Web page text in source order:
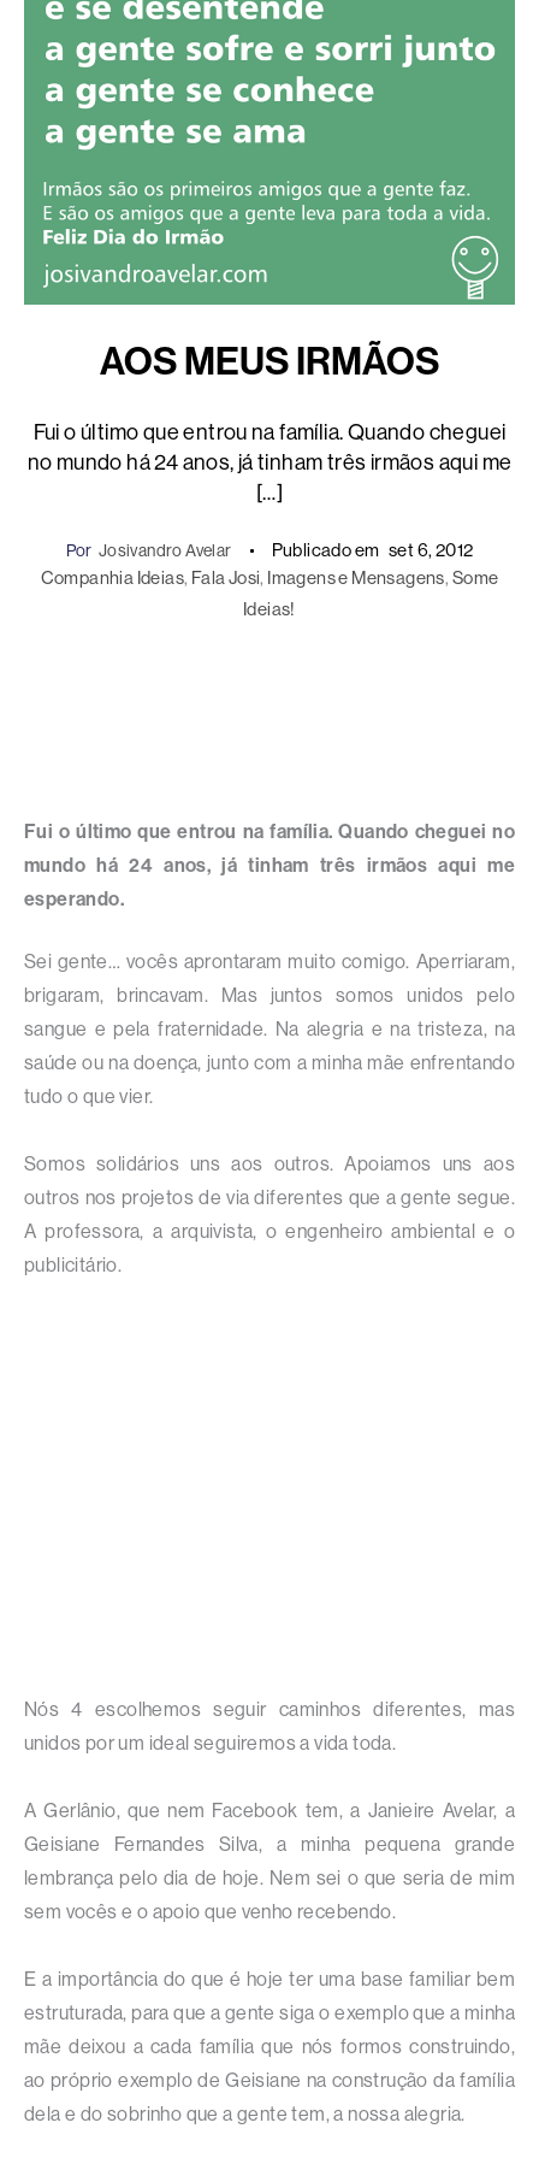
AOS MEUS IRMÃOS
Fui o último que entrou na família. Quando cheguei
no mundo há 24 anos, já tinham três irmãos aqui me
[…]
Por Josivandro Avelar Publicado em set 6, 2012
Companhia Ideias, Fala Josi, Imagens e Mensagens, Some
Ideias!
Fui o último que entrou na família. Quando cheguei no
mundo há 24 anos, já tinham três irmãos aqui me
esperando.
Sei gente… vocês aprontaram muito comigo. Aperriaram,
brigaram, brincavam. Mas juntos somos unidos pelo
sangue e pela fraternidade. Na alegria e na tristeza, na
saúde ou na doença, junto com a minha mãe enfrentando
tudo o que vier.
Somos solidários uns aos outros. Apoiamos uns aos
outros nos projetos de via diferentes que a gente segue.
A professora, a arquivista, o engenheiro ambiental e o
publicitário.
Nós 4 escolhemos seguir caminhos diferentes, mas
unidos por um ideal seguiremos a vida toda.
A Gerlânio, que nem Facebook tem, a Janieire Avelar, a
Geisiane Fernandes Silva, a minha pequena grande
lembrança pelo dia de hoje. Nem sei o que seria de mim
sem vocês e o apoio que venho recebendo.
E a importância do que é hoje ter uma base familiar bem
estruturada, para que a gente siga o exemplo que a minha
mãe deixou a cada família que nós formos construindo,
ao próprio exemplo de Geisiane na construção da família
dela e do sobrinho que a gente tem, a nossa alegria.